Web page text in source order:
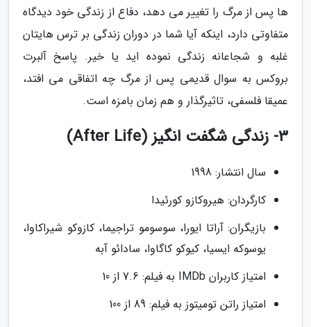
ها پس از مرگ را تغییر می دهد، دفاع از زندگی خود دیدگاه
متفاوتی دارد، اینکه آیا شما در دوران زندگی بر ترس هایتان
غلبه و شجاعانه زندگی نموده اید یا خیر. پاسخ آلبرت
بروکس به سوال قدیمی پس از مرگ چه اتفاقی می افتد،
عمیقا فلسفی، تاثیرگذار و هم زمان بامزه است.
3- زندگی شگفت انگیز (After Life)
سال انتشار: 1998
کارگردان: هیروکازو کورئیدا
بازیگران: آراتا ایورا، سوسومو تراجیما، کازوکو شیراکاوا،
یوسوکه ایسیا، کیوکو کاگاوا، سادائو آبه
امتیاز کاربران IMDb به فیلم: 7.6 از 10
امتیاز راتن تومیتوز به فیلم: 89 از 100